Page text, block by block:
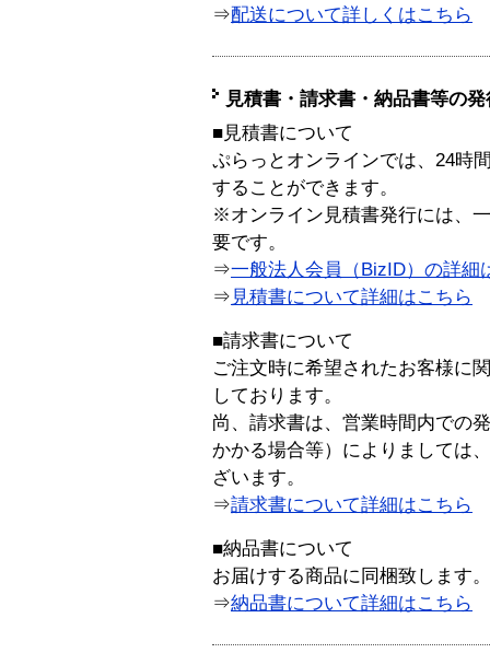
⇒配送について詳しくはこちら
見積書・請求書・納品書等の
■見積書について
ぷらっとオンラインでは、24時
することができます。
※オンライン見積書発行には、
要です。
⇒一般法人会員（BizID）の詳細
⇒ 見積書について詳細はこちら
■請求書について
ご注文時に希望されたお客様に
しております。
尚、請求書は、営業時間内での
かかる場合等）によりましては
ざいます。
⇒請求書について詳細はこちら
■納品書について
お届けする商品に同梱致します。
⇒納品書について詳細はこちら